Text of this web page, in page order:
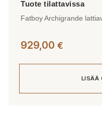
Fatboy Archigrande
929,00 €
LISÄÄ